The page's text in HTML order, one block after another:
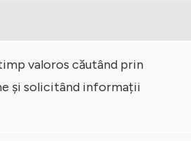
valoros căutând prin
și solicitând informații